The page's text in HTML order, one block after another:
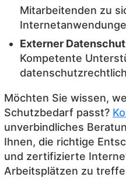
Mitarbeitenden zu
Externer
Kompetente
Möchten Sie wissen,
Schutzbedarf passt?
unverbindliches
Ihnen, die richtige
und zertifizierte
Arbeitsplätzen zu